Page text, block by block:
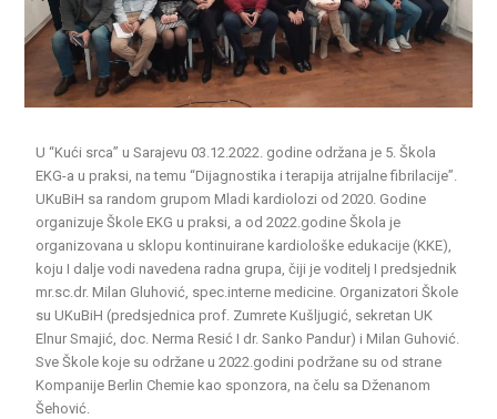
U “Kući srca” u Sarajevu 03.12.2022. godine održana je 5. Škola
EKG-a u praksi, na temu “Dijagnostika i terapija atrijalne fibrilacije”.
UKuBiH sa random grupom Mladi kardiolozi od 2020. Godine
organizuje Škole EKG u praksi, a od 2022.godine Škola je
organizovana u sklopu kontinuirane kardiološke edukacije (KKE),
koju I dalje vodi navedena radna grupa, čiji je voditelj I predsjednik
mr.sc.dr. Milan Gluhović, spec.interne medicine. Organizatori Škole
su UKuBiH (predsjednica prof. Zumrete Kušljugić, sekretan UK
Elnur Smajić, doc. Nerma Resić I dr. Sanko Pandur) i Milan Guhović.
Sve Škole koje su održane u 2022.godini podržane su od strane
Kompanije Berlin Chemie kao sponzora, na čelu sa Dženanom
Šehović.